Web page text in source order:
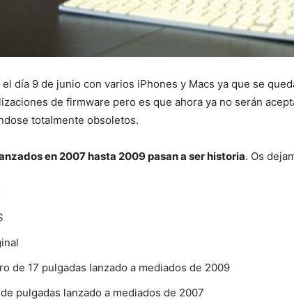
el día 9 de junio con varios iPhones y Macs ya que se
de firmware pero es que ahora ya no serán
totalmente obsoletos.
en 2007 hasta 2009 pasan a ser historia. Os
de 17 pulgadas lanzado a mediados de 2009
pulgadas lanzado a mediados de 2007